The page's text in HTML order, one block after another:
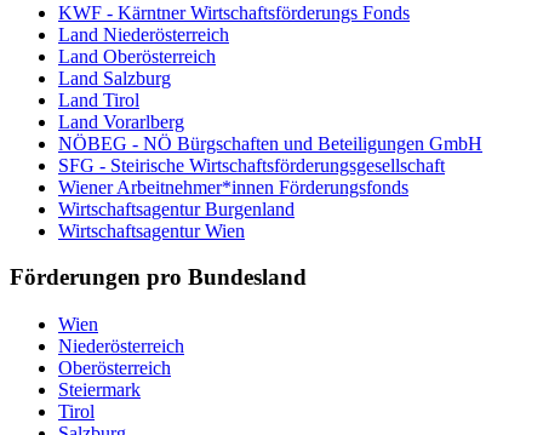
KWF - Kärntner Wirtschaftsförderungs Fonds
Land Niederösterreich
Land Oberösterreich
Land Salzburg
Land Tirol
Land Vorarlberg
NÖBEG - NÖ Bürgschaften und Beteiligungen GmbH
SFG - Steirische Wirtschaftsförderungsgesellschaft
Wiener Arbeitnehmer*innen Förderungsfonds
Wirtschaftsagentur Burgenland
Wirtschaftsagentur Wien
Förderungen pro Bundesland
Wien
Niederösterreich
Oberösterreich
Steiermark
Tirol